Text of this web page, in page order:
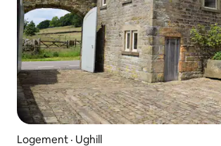
Logement · Ughill